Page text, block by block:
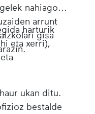
nahiago
arrunt
gisa
harturik
eta xerri),
ukan ditu.
bestalde